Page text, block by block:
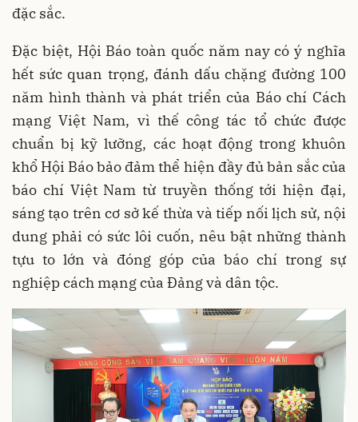
đặc sắc.
Đặc biệt, Hội Báo toàn quốc năm nay có ý nghĩa
hết sức quan trọng, đánh dấu chặng đường 100
năm hình thành và phát triển của Báo chí Cách
mạng Việt Nam, vì thế công tác tổ chức được
chuẩn bị kỹ lưỡng, các hoạt động trong khuôn
khổ Hội Báo bảo đảm thể hiện đầy đủ bản sắc của
báo chí Việt Nam từ truyền thống tới hiện đại,
sáng tạo trên cơ sở kế thừa và tiếp nối lịch sử, nội
dung phải có sức lôi cuốn, nêu bật những thành
tựu to lớn và đóng góp của báo chí trong sự
nghiệp cách mạng của Đảng và dân tộc.